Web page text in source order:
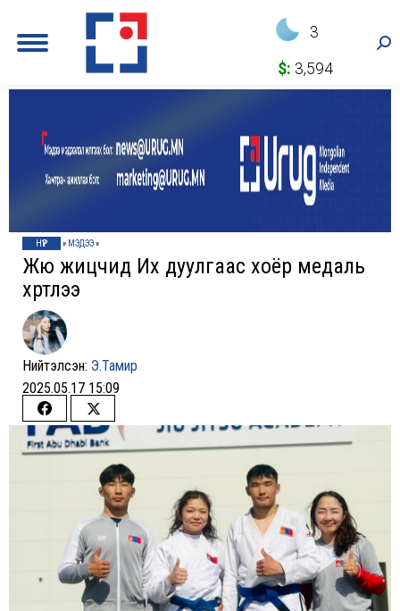
3
$: 3,594
НҮҮР » МЭДЭЭ»
Жюү жицүчид Их дуулгаас хоёр медаль
хүртлээ
Нийтэлсэн: Э.Тамир
2025.05.17 15:09
Share
on
Facebook
Share
on
Twitter